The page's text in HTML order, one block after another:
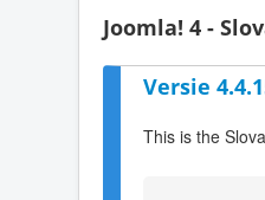
Joomla! 4 -
Versie
This is the